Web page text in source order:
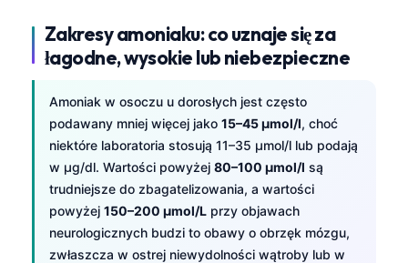
Zakresy amoniaku: co uznaje się za
łagodne, wysokie lub niebezpieczne
Amoniak w osoczu u dorosłych jest często
podawany mniej więcej jako 15–45 µmol/l, choć
niektóre laboratoria stosują 11–35 µmol/l lub podają
w µg/dl. Wartości powyżej 80–100 µmol/l są
trudniejsze do zbagatelizowania, a wartości
powyżej 150–200 µmol/L przy objawach
neurologicznych budzi to obawy o obrzęk mózgu,
zwłaszcza w ostrej niewydolności wątroby lub w